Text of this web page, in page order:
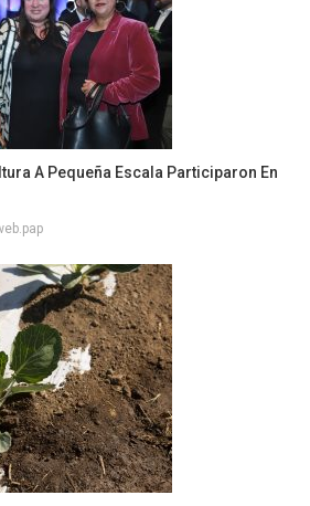
A Pequeña Escala Participaron En